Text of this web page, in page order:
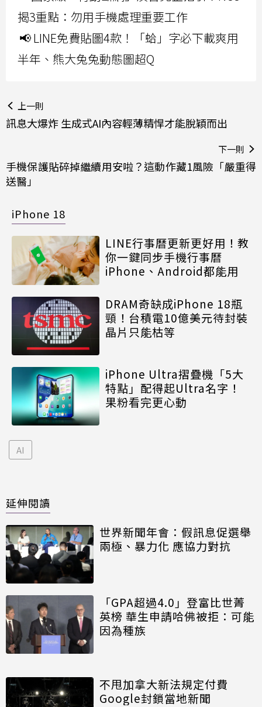
揭3重點：勿用手機處理重要工作
📢 LINE免費貼圖4款！「蛤」字必下載爽用
半年、熊大兔兔動態圖超Q
上一則
訊息大爆炸 生成式AI內容輕薄精悍才能脫穎而出
下一則
手機保護貼碎掉繼續用安啦？這動作藏1風險「嚴重得
送醫」
iPhone 18
LINE行事曆更新更好用！教
你一鍵同步手機行事曆
iPhone、Android都能用
DRAM奇缺成iPhone 18瓶
頸！台積電10億美元待封裝
晶片只能枯等
iPhone Ultra摺疊機「5大
特點」配得起Ultra名字！
果粉看完更心動
AI
延伸閱讀
世界新聞年會：假訊息促選舉
兩極、暴力化 應協力對抗
「GPA超過4.0」登富比世菁
英榜 華生申請哈佛被拒：可能
因為種族
不甩加拿大新法規定付費
Google封鎖當地新聞